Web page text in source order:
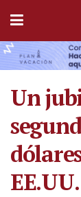
Un
EE.UU.